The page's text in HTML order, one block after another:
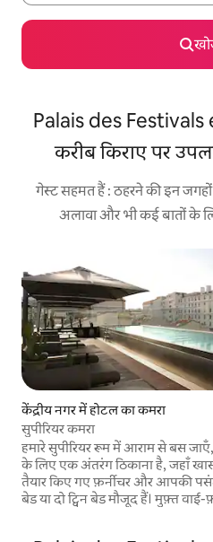
Palais des
करीब किराए पर
गेस्ट सहमत हैं : ठहरने की इन
अलावा और भी कई बातों के
केंद्रीय नगर में होटल का कमरा
सुपीरियर कमरा
हमारे सुपीरियर रूम में आराम से बस जाएँ,
के लिए एक अंतरंग ठिकाना है, जहाँ
तैयार किए गए फ़र्नीचर और आपकी
बेड या दो ट्विन बेड मौजूद हैं। मुफ़्त